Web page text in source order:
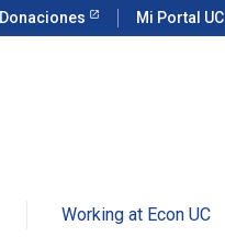
Donaciones Mi Portal UC
Working at Econ UC